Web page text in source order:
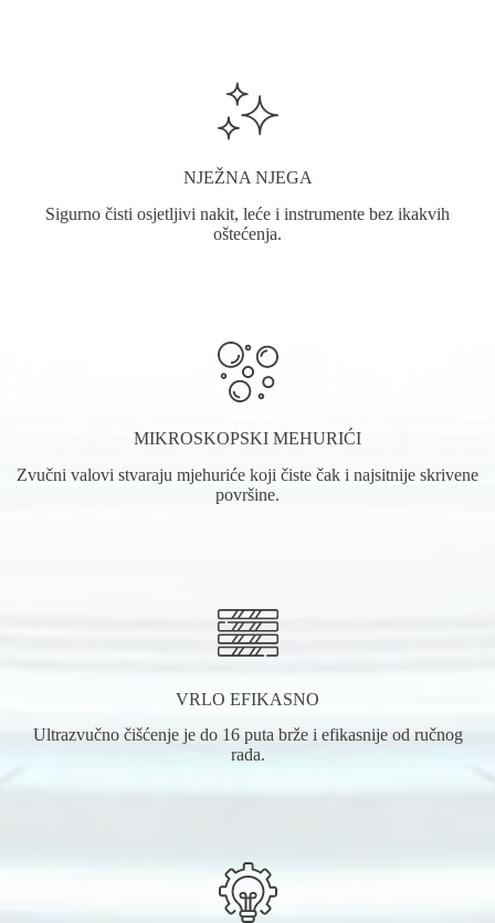
NJEŽNA NJEGA
Sigurno čisti osjetljivi nakit, leće i instrumente bez ikakvih
oštećenja.
MIKROSKOPSKI MEHURIĆI
Zvučni valovi stvaraju mjehuriće koji čiste čak i najsitnije skrivene
površine.
VRLO EFIKASNO
Ultrazvučno čišćenje je do 16 puta brže i efikasnije od ručnog
rada.